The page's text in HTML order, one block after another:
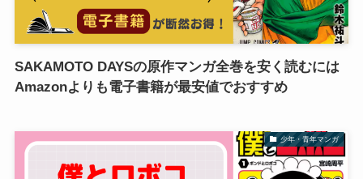
SAKAMOTO DAYSの原作マンガ全巻を安く読むには
Amazonよりも電子書籍が最安値でおすすめ
少年・青年マンガ